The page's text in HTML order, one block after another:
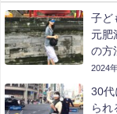
子ど
元肥
の方
2024
30代
られ